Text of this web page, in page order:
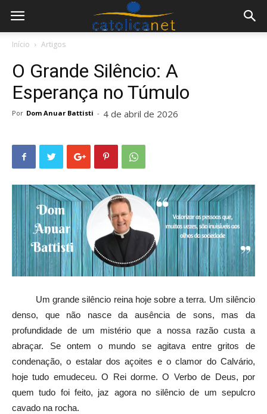
Início Artigos
O Grande Silêncio: A
Esperança no Túmulo
Por Dom Anuar Battisti - 4 de abril de 2026
Um grande silêncio reina hoje sobre a terra. Um silêncio
denso, que não nasce da ausência de sons, mas da
profundidade de um mistério que a nossa razão custa a
abraçar. Se ontem o mundo se agitava entre gritos de
condenação, o estalar dos açoites e o clamor do Calvário,
hoje tudo emudeceu. O Rei dorme. O Verbo de Deus, por
quem tudo foi feito, jaz agora no silêncio de um sepulcro
cavado na rocha.